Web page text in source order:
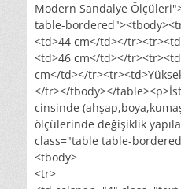
Modern Sandalye
table-
<td>44 cm</td></
<td>46 cm</td></
cm</td></
</tr></tbody></
cinsinde
ölçülerinde değişiklik
class="table table-
<tbody>
<tr>